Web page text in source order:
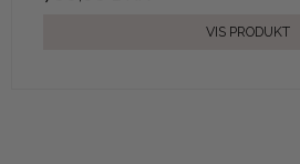
VIS PRODUKT